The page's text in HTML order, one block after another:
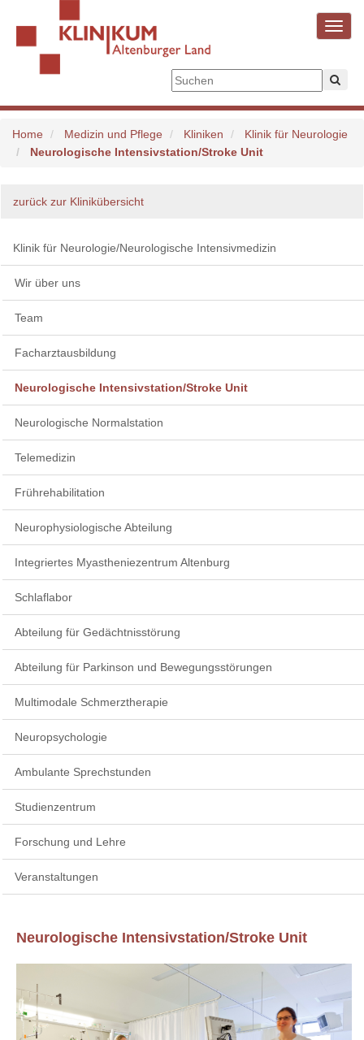
Home Medizin und Pflege Kliniken
Klinik für Neurologie
Neurologische Intensivstation/Stroke Unit
zurück zur Klinikübersicht
Klinik für Neurologie/Neurologische Intensivmedizin
Wir über uns
Team
Facharztausbildung
Neurologische Intensivstation/Stroke Unit
Neurologische Normalstation
Telemedizin
Frührehabilitation
Neurophysiologische Abteilung
Integriertes Myastheniezentrum Altenburg
Schlaflabor
Abteilung für Gedächtnisstörung
Abteilung für Parkinson und Bewegungsstörungen
Multimodale Schmerztherapie
Neuropsychologie
Ambulante Sprechstunden
Studienzentrum
Forschung und Lehre
Veranstaltungen
Neurologische Intensivstation/Stroke Unit